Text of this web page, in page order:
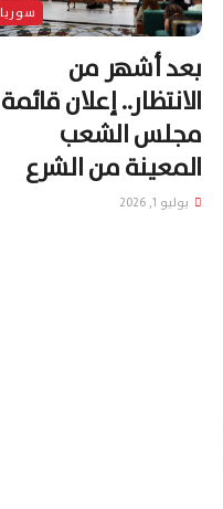
سوريا
بعد أشهر من
الانتظار.. إعلان قائمة
مجلس الشعب
المعينة من الشرع
يوليو 1, 2026